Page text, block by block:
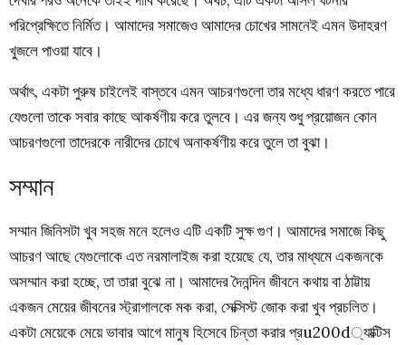
পরিপ্রেক্ষিতে নির্মিত। আমাদের সমাজেও আমাদের চোখের সামনেই এমন উদাহরণ
খুজলে পাওয়া যাবে।
অর্থাৎ, একটা পুরুষ চাইলেই বাস্তবে এমন আচরণগুলো তার মধ্যে ধারণ করতে পারে
যেগুলো তাকে সবার কাছে আকর্ষণীয় করে তুলবে। এর জন্য শুধু প্রয়োজন কোন
আচরণগুলো তাদেরকে নারীদের চোখে অনাকর্ষণীয় করে তুলে তা বুঝা।
সম্মান
সম্মান জিনিসটা খুব সহজ মনে হলেও এটি একটি সুক্ষ গুণ। আমাদের সমাজে কিছু
আচরণ আছে যেগুলোকে এত নরমালাইজ করা হয়েছে যে, তার মাধ্যমে একজনকে
অসম্মান করা হচ্ছে, তা তারা বুঝে না। আমাদের দৈনন্দিন জীবনে কথায় বা ঠাট্টায়
একজন মেয়ের জীবনের স্ট্রাগালকে মক করা, সেক্সিস্ট জোক করা খুব প্রচলিত।
একটা মেয়েকে মেয়ে ভাবার আগে মানুষ হিসেবে চিন্তা করার প্রu200d্যাক্টিস